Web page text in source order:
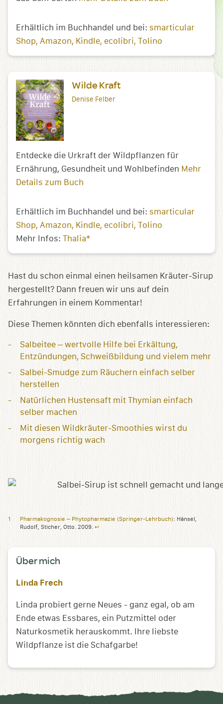
Erhältlich im Buchhandel und bei: smarticular
Shop Amazon Kindle ecolibri Tolino
Wilde Kraft
Denise Felber
Entdecke die Urkraft der Wildpflanzen für
Ernährung, Gesundheit und Wohlbefinden Mehr
Details zum Buch
Erhältlich im Buchhandel und bei: smarticular
Shop Amazon Kindle ecolibri Tolino
Mehr Infos: Thalia*
Hast du schon einmal einen heilsamen Kräuter-Sirup
hergestellt? Dann freuen wir uns auf dein
Erfahrungen in einem Kommentar!
Diese Themen könnten dich ebenfalls interessieren:
Salbeitee – wertvolle Hilfe bei Erkältung,
Entzündungen, Schweißbildung und vielem mehr
Salbei-Smudge zum Räuchern einfach selber
herstellen
Natürlichen Hustensaft mit Thymian einfach
selber machen
Mit diesen Wildkräuter-Smoothies wirst du
morgens richtig wach
Pharmakognosie – Phytopharmazie (Springer-Lehrbuch): Hänsel,
Rudolf, Sticher, Otto. 2009. ↩︎
Über mich
Linda Frech
Linda probiert gerne Neues - ganz egal, ob am
Ende etwas Essbares, ein Putzmittel oder
Naturkosmetik herauskommt. Ihre liebste
Wildpflanze ist die Schafgarbe!